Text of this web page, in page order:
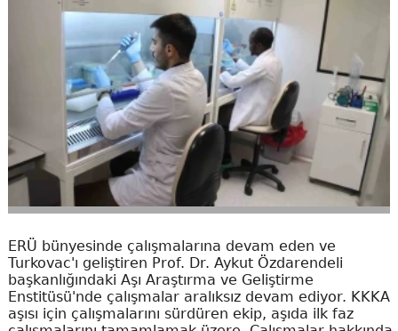
ERÜ bünyesinde çalışmalarına devam eden ve
Turkovac'ı geliştiren Prof. Dr. Aykut Özdarendeli
başkanlığındaki Aşı Araştırma ve Geliştirme
Enstitüsü'nde çalışmalar aralıksız devam ediyor. KKKA
aşısı için çalışmalarını sürdüren ekip, aşıda ilk faz